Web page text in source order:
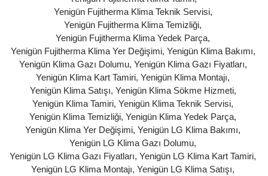
Yenigün Fujitherma Klima Teknik Servisi,
Yenigün Fujitherma Klima Temizliği,
Yenigün Fujitherma Klima Yedek Parça,
Yenigün Fujitherma Klima Yer Değişimi, Yenigün Klima Bakımı,
Yenigün Klima Gazı Dolumu, Yenigün Klima Gazı Fiyatları,
Yenigün Klima Kart Tamiri, Yenigün Klima Montajı,
Yenigün Klima Satışı, Yenigün Klima Sökme Hizmeti,
Yenigün Klima Tamiri, Yenigün Klima Teknik Servisi,
Yenigün Klima Temizliği, Yenigün Klima Yedek Parça,
Yenigün Klima Yer Değişimi, Yenigün LG Klima Bakımı,
Yenigün LG Klima Gazı Dolumu,
Yenigün LG Klima Gazı Fiyatları, Yenigün LG Klima Kart Tamiri,
Yenigün LG Klima Montajı, Yenigün LG Klima Satışı,